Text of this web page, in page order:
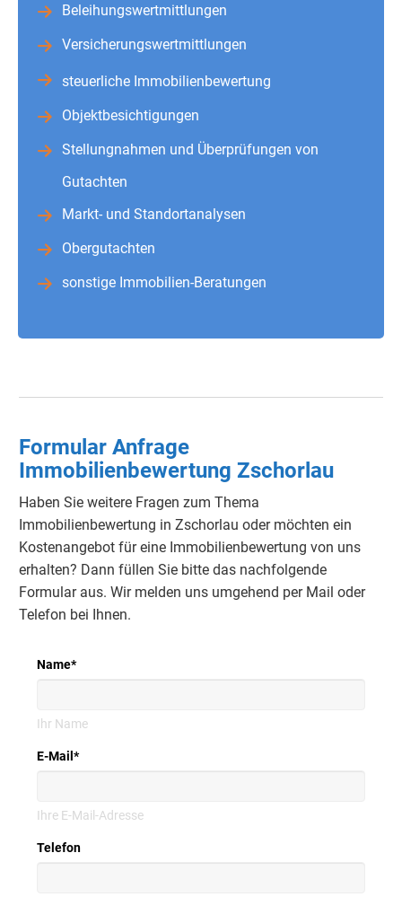
Beleihungswertmittlungen
Versicherungswertmittlungen
steuerliche Immobilienbewertung
Objektbesichtigungen
Stellungnahmen und Überprüfungen von
Gutachten
Markt- und Standortanalysen
Obergutachten
sonstige Immobilien-Beratungen
Formular Anfrage
Immobilienbewertung Zschorlau
Haben Sie weitere Fragen zum Thema
Immobilienbewertung in Zschorlau oder möchten ein
Kostenangebot für eine Immobilienbewertung von uns
erhalten? Dann füllen Sie bitte das nachfolgende
Formular aus. Wir melden uns umgehend per Mail oder
Telefon bei Ihnen.
Name*
Ihr Name
E-Mail *
Ihre E-Mail-Adresse
Telefon